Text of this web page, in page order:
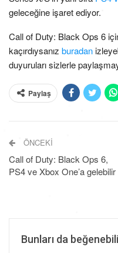
geleceğine işaret ediyor.
Call of Duty: Black Ops 6
kaçırdıysanız buradan
duyuruları sizlerle
Paylaş
ÖNCEKI
Call of Duty: Black Ops 6,
PS4 ve Xbox One’a gelebilir
Bunları da